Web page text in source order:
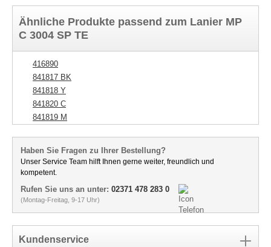
Ähnliche Produkte passend zum Lanier MP
C 3004 SP TE
416890
841817 BK
841818 Y
841820 C
841819 M
Haben Sie Fragen zu Ihrer Bestellung?
Unser Service Team hilft Ihnen gerne weiter, freundlich und
kompetent.
Rufen Sie uns an unter: 02371 478 283 0
(Montag-Freitag, 9-17 Uhr)
Kundenservice